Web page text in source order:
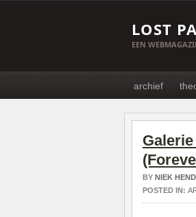
LOST
EEN
archief
BY NIEK
POSTED IN: